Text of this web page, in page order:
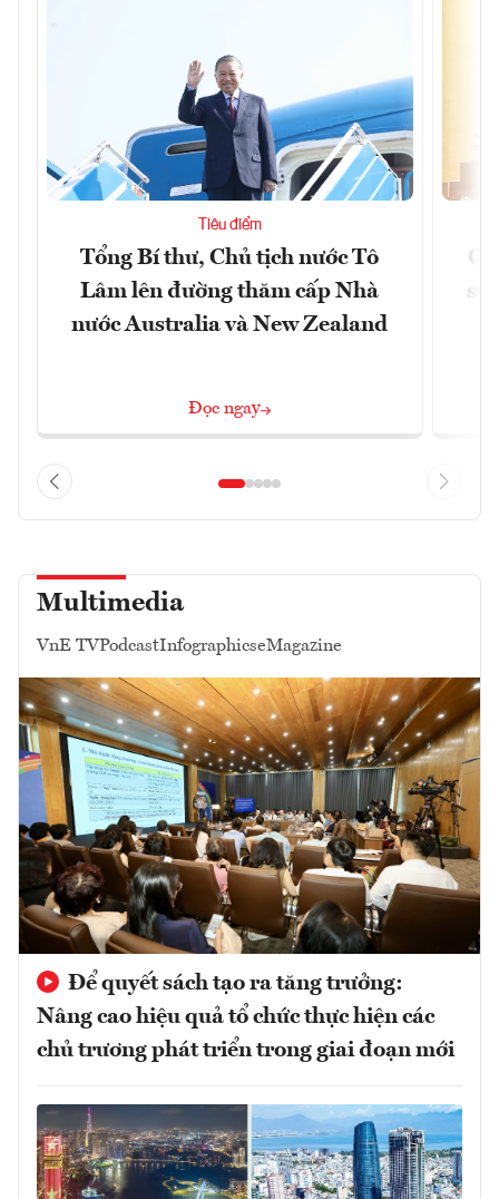
Tiêu điểm
Tổng Bí thư, Chủ tịch nước Tô
Lâm lên đường thăm cấp Nhà
nước Australia và New Zealand
Đọc ngay
Multimedia
VnE TVPodcastInfographicseMagazine
Để quyết sách tạo ra tăng trưởng:
Nâng cao hiệu quả tổ chức thực hiện các
chủ trương phát triển trong giai đoạn mới